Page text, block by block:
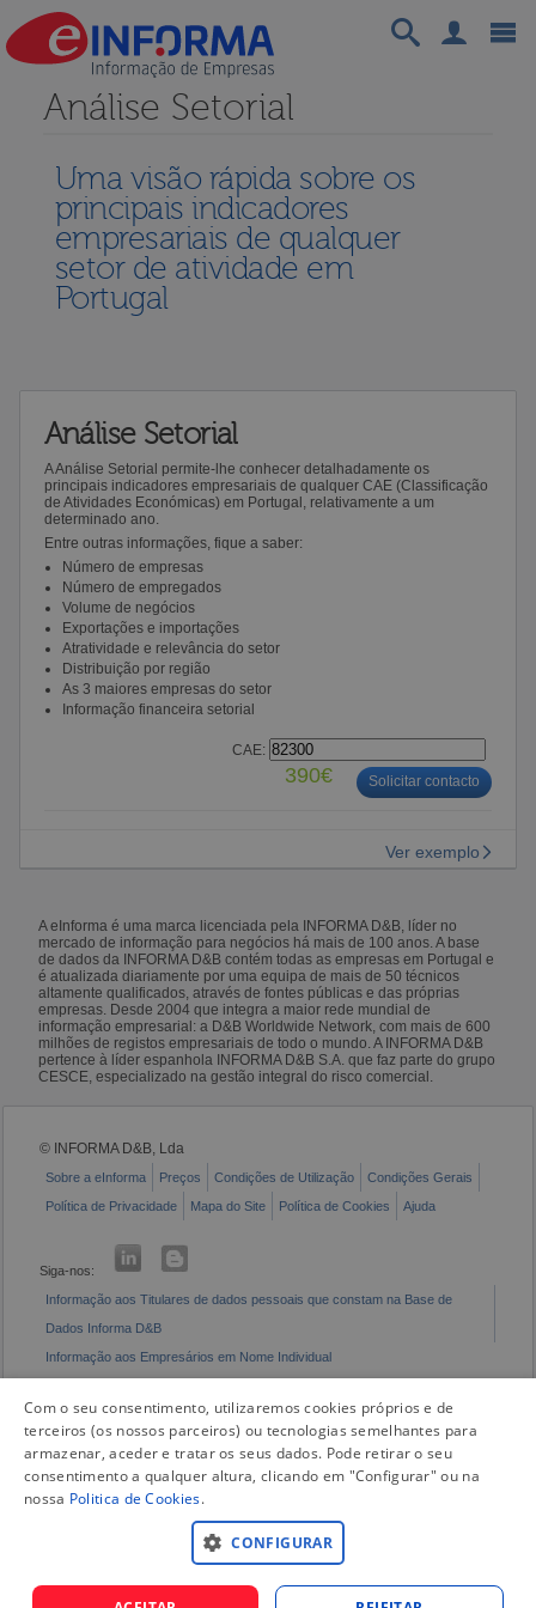
Análise Setorial
Uma visão rápida sobre os
principais indicadores
empresariais de qualquer
setor de atividade em
Portugal
Análise Setorial
A Análise Setorial permite-lhe conhecer detalhadamente os
principais indicadores empresariais de qualquer CAE (Classificação
de Atividades Económicas) em Portugal, relativamente a um
determinado ano.
Entre outras informações, fique a saber:
Número de empresas
Número de empregados
Volume de negócios
Exportações e importações
Atratividade e relevância do setor
Distribuição por região
As 3 maiores empresas do setor
Informação financeira setorial
CAE:
390€ Solicitar contacto
Ver exemplo
A eInforma é uma marca licenciada pela INFORMA D&B, líder no
mercado de informação para negócios há mais de 100 anos. A base
de dados da INFORMA D&B contém todas as empresas em Portugal e
é atualizada diariamente por uma equipa de mais de 50 técnicos
altamente qualificados, através de fontes públicas e das próprias
empresas. Desde 2004 que integra a maior rede mundial de
informação empresarial: a D&B Worldwide Network, com mais de 600
milhões de registos empresariais de todo o mundo. A INFORMA D&B
pertence à líder espanhola INFORMA D&B S.A. que faz parte do grupo
CESCE, especializado na gestão integral do risco comercial.
© INFORMA D&B, Lda
Sobre a eInforma Preços Condições de Utilização
Condições Gerais
Política de Privacidade
Mapa do Site Política de Cookies Ajuda
Siga-nos:
Informação aos Titulares de dados pessoais que constam na Base de
Dados Informa D&B
Informação aos Empresários em Nome Individual
Com o seu consentimento, utilizaremos cookies próprios e de
terceiros (os nossos parceiros) ou tecnologias semelhantes para
armazenar, aceder e tratar os seus dados. Pode retirar o seu
consentimento a qualquer altura, clicando em "Configurar" ou na
nossa Politica de Cookies.
CONFIGURAR